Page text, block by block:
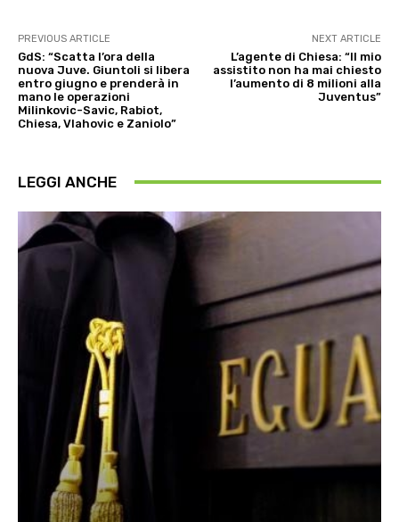
PREVIOUS ARTICLE
GdS: “Scatta l’ora della
nuova Juve. Giuntoli si libera
entro giugno e prenderà in
mano le operazioni
Milinkovic-Savic, Rabiot,
Chiesa, Vlahovic e Zaniolo”
NEXT ARTICLE
L’agente di Chiesa: “Il mio
assistito non ha mai chiesto
l’aumento di 8 milioni alla
Juventus”
LEGGI ANCHE